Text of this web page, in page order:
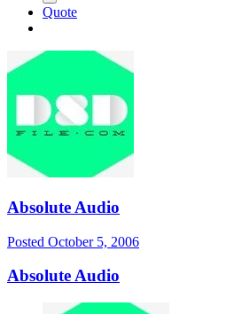
Quote
Absolute Audio
Posted October 5, 2006
Absolute Audio